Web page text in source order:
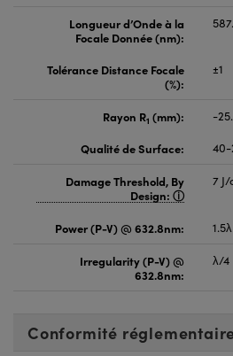
Longueur d’Onde à la
Focale Donnée (nm):
Tolérance Distance Focale
(%):
±1
Rayon R1 (mm):
-
Qualité de Surface:
40-
Damage Threshold, By
Design:
7
Power (P-V) @ 632.8nm: 1.5λ
Irregularity (P-V) @
632.8nm:
λ/4
Conformité